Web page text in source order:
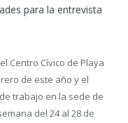
para la entrevista
Centro Cívico de Playa
de este año y el
trabajo en la sede de
del 24 al 28 de